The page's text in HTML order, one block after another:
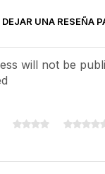
UNA RESEÑA
will not be